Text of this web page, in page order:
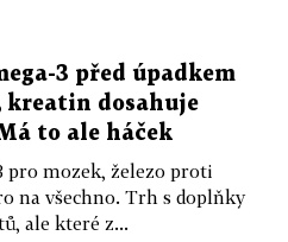
3 před úpadkem
kreatin dosahuje
to ale háček
pro mozek, železo proti
na všechno. Trh s doplňky
ale které z...